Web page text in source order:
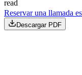
read
Reservar una llamada
Descargar PDF